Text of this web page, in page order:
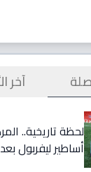
آخر
لحظة تاريخية..
أساطير ليفربول